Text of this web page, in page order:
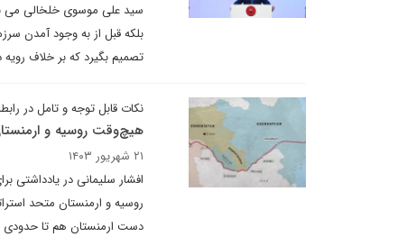
سید علی موسوی خلخالی می
بلکه قبل از به وجود آمدن
تصمیم بگیرد که بر خلاف
نکات قابل توجه و تامل در
هیچ‌وقت روسیه و
۲۱ شهریور ۱۴۰۳
افشار سلیمانی در یادداشتی
روسیه و ارمنستان متحد
دست ارمنستان هم تا حدودی